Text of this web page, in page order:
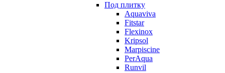
Под плитку
Aquaviva
Fitstar
Flexinox
Kripsol
Marpiscine
PerAqua
Runvil